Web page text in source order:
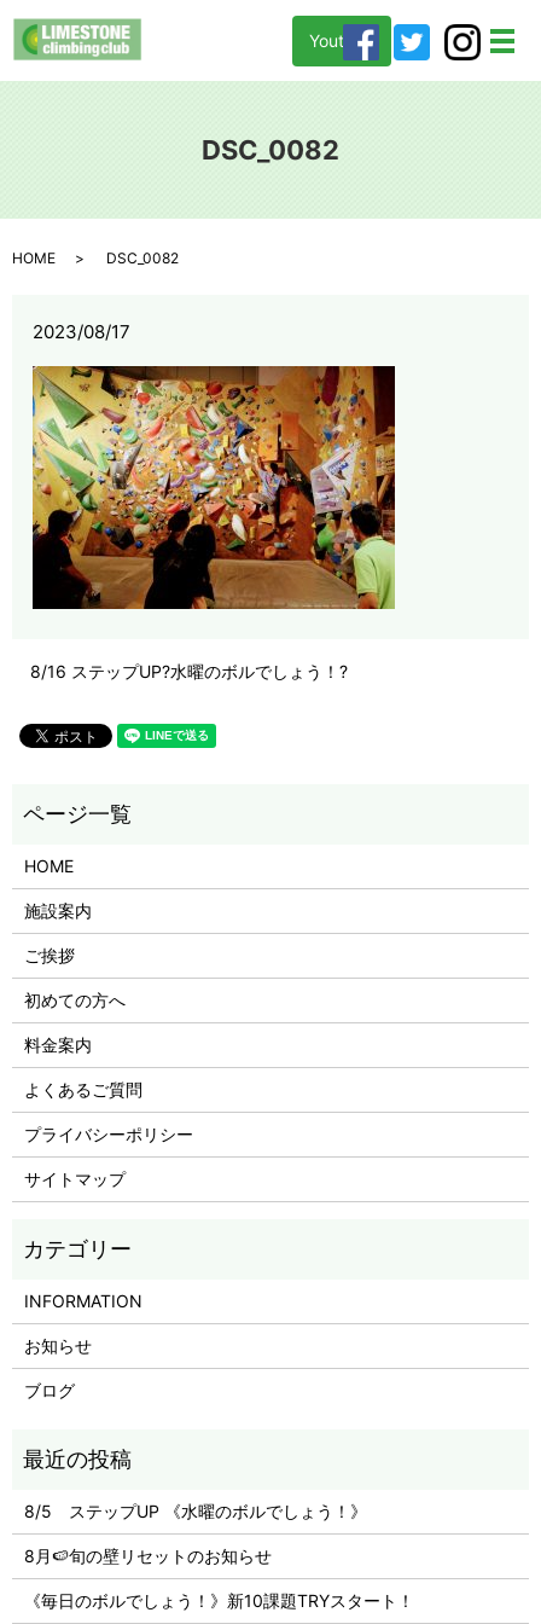
メ
Youtube
DSC_0082
HOME DSC_0082
2023/08/17
8/16 ステップUP?水曜のボルでしょう！?
HOME
施設案内
ご挨拶
初めての方へ
料金案内
よくあるご質問
プライバシーポリシー
サイトマップ
INFORMATION
お知らせ
ブログ
8/5 ステップUP 《水曜のボルでしょう！》
8月🍉旬の壁リセットのお知らせ
《毎日のボルでしょう！》新10課題TRYスタート！